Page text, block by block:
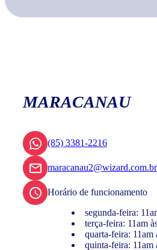
MARACANAU
(85) 3381-2216
maracanau2@wizard.com.br
Horário de funcionamento
segunda-feira:
terça-feira: 11am
quarta-feira: 11am
quinta-feira: 11am